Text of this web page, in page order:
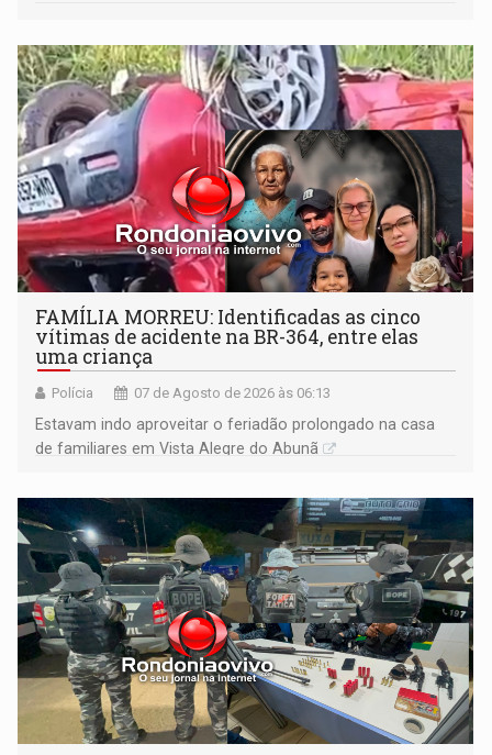
FAMÍLIA MORREU: Identificadas as cinco
vítimas de acidente na BR-364, entre elas
uma criança
Polícia 07 de Agosto de 2026 às 06:13
Estavam indo aproveitar o feriadão prolongado na casa
de familiares em Vista Alegre do Abunã